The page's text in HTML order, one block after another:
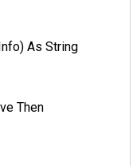
As String
Then